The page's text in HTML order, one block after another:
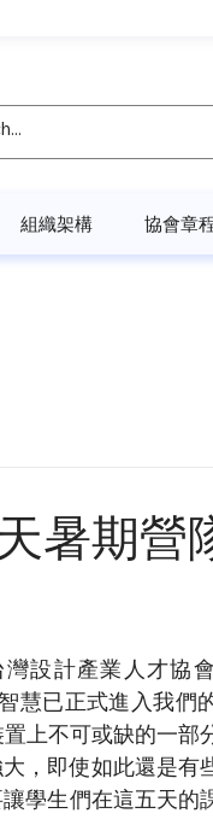
組織架構 協會章
暑期營
設計產業人才協
慧已正式進入我們
上不可或缺的一部
，即使如此還是有
學生們在這五天的